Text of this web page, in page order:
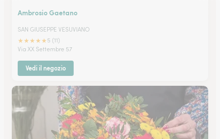
Ambrosio Gaetano
SAN GIUSEPPE VESUVIANO
★★★★★ 5 (11)
Via XX Settembre 57
Vedi il negozio